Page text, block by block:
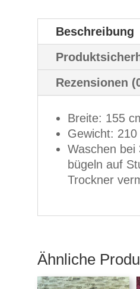
Beschreibung
Rezensionen
Breite: 155
Gewicht: 210
Waschen bei
bügeln auf
Trockner
Ähnliche